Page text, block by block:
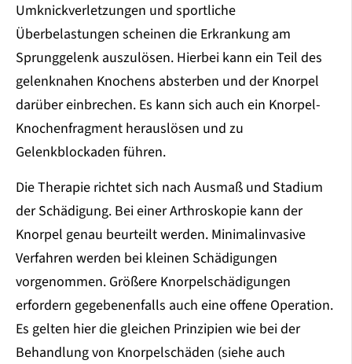
Umknickverletzungen und sportliche
Überbelastungen scheinen die Erkrankung am
Sprunggelenk auszulösen. Hierbei kann ein Teil des
gelenknahen Knochens absterben und der Knorpel
darüber einbrechen. Es kann sich auch ein Knorpel-
Knochenfragment herauslösen und zu
Gelenkblockaden führen.
Die Therapie richtet sich nach Ausmaß und Stadium
der Schädigung. Bei einer Arthroskopie kann der
Knorpel genau beurteilt werden. Minimalinvasive
Verfahren werden bei kleinen Schädigungen
vorgenommen. Größere Knorpelschädigungen
erfordern gegebenenfalls auch eine offene Operation.
Es gelten hier die gleichen Prinzipien wie bei der
Behandlung von Knorpelschäden (siehe auch